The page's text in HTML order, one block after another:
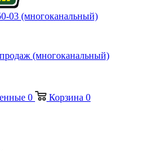
03 (многоканальный)
(многоканальный)
0 Корзина 0